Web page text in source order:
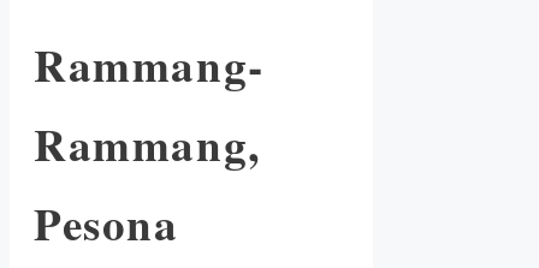
Rammang-
Rammang,
Pesona